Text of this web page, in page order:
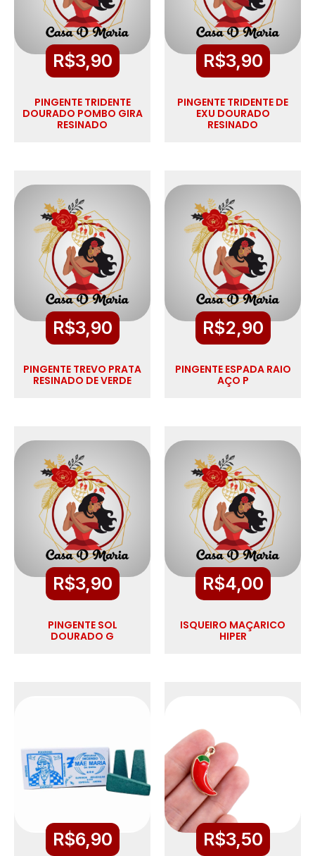
R$3,90
PINGENTE TRIDENTE
DOURADO POMBO GIRA
RESINADO
R$3,90
PINGENTE TRIDENTE DE
EXU DOURADO
RESINADO
R$3,90
PINGENTE TREVO PRATA
RESINADO DE VERDE
R$2,90
PINGENTE ESPADA RAIO
AÇO P
R$3,90
PINGENTE SOL
DOURADO G
R$4,00
ISQUEIRO MAÇARICO
HIPER
R$6,90 R$3,50